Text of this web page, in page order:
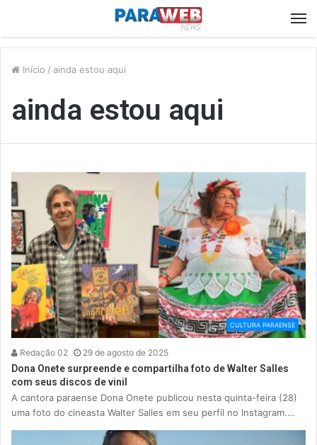
Início / ainda estou aqui
ainda estou aqui
CULTURA PARAENSE
Redação 02 29 de agosto de 2025
Dona Onete surpreende e compartilha foto de Walter Salles
com seus discos de vinil
A cantora paraense Dona Onete publicou nesta quinta-feira (28)
uma foto do cineasta Walter Salles em seu perfil no Instagram.…